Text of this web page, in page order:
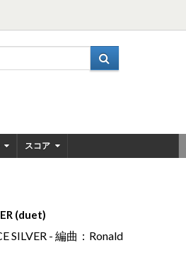
スコア
(duet)
SILVER - 編曲：Ronald